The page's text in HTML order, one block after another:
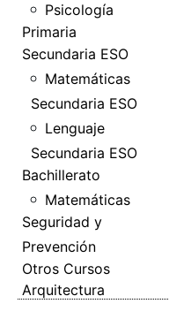
Psicología
Primaria
Secundaria ESO
Matemáticas
Secundaria ESO
Lenguaje
Secundaria ESO
Bachillerato
Matemáticas
Seguridad y
Prevención
Otros Cursos
Arquitectura